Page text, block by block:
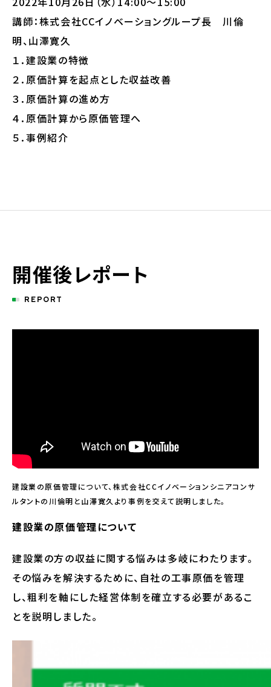
講師：株式会社CCイノベーショングループ長 川倫
明、山澤寛久
１．建設業の特徴
２．原価計算を起点とした収益改善
３．原価計算の進め方
４．原価計算から原価管理へ
５．事例紹介
開催後レポート
REPORT
建設業の原価管理について、株式会社CCイノベーションシニアコンサ
ルタントの川倫明と山澤寛久より事例を交えて説明しました。
建設業の原価管理について
建設業の方の収益に関する悩みは多岐にわたります。
その悩みを解決するために、自社の工事原価を管理
し、粗利を軸にした経営体制を確立する必要があるこ
とを説明しました。